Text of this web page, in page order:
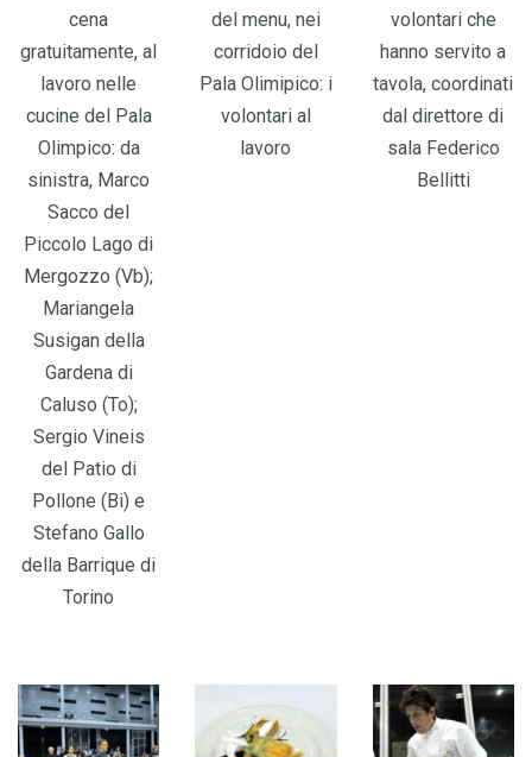
cena
gratuitamente, al
lavoro nelle
cucine del Pala
Olimpico: da
sinistra, Marco
Sacco del
Piccolo Lago di
Mergozzo (Vb);
Mariangela
Susigan della
Gardena di
Caluso (To);
Sergio Vineis
del Patio di
Pollone (Bi) e
Stefano Gallo
della Barrique di
Torino
del menu, nei
corridoio del
Pala Olimipico: i
volontari al
lavoro
volontari che
hanno servito a
tavola, coordinati
dal direttore di
sala Federico
Bellitti